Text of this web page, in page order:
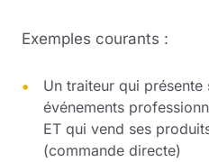
Exemples courants :
Un traiteur qui présente
événements
ET qui vend ses
(commande directe)